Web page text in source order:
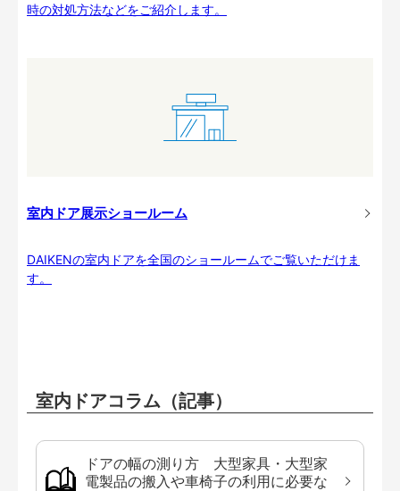
時の対処方法などをご紹介します。
室内ドア展示ショールーム
DAIKENの室内ドアを全国のショールームでご覧いただけま
す。
室内ドアコラム（記事）
ドアの幅の測り方 大型家具・大型家
電製品の搬入や車椅子の利用に必要な